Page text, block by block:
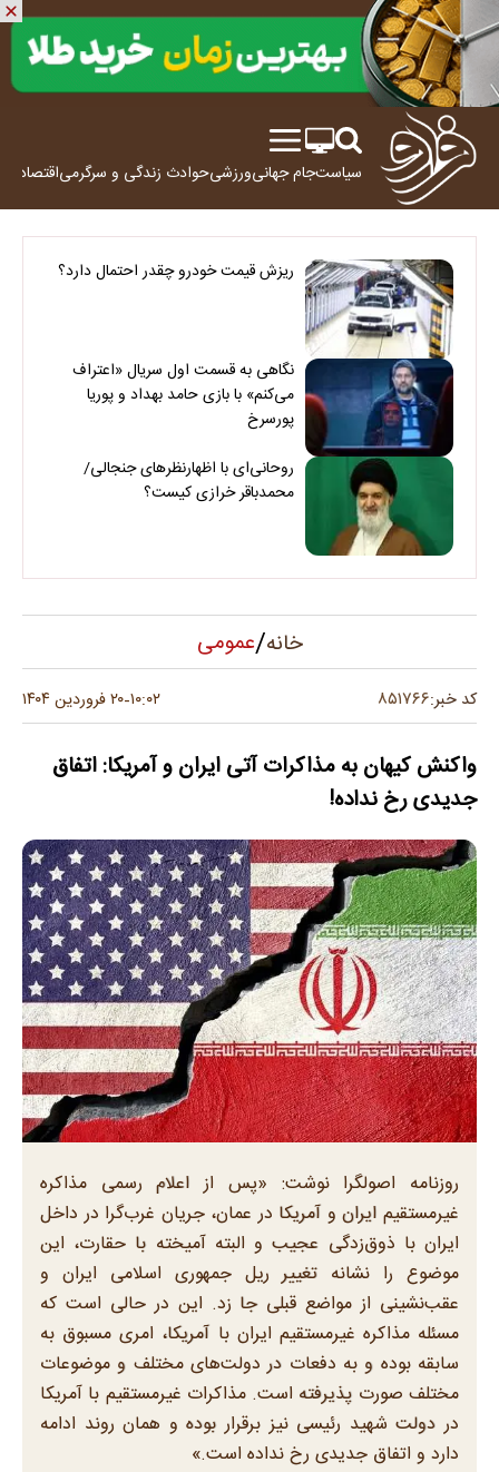
سیاستجام جهانیورزشیحوادث زندگی و سرگرمیاقتصاد
ریزش قیمت خودرو چقدر احتمال دارد؟
نگاهی به قسمت اول سریال «اعتراف
می‌کنم» با بازی حامد بهداد و پوریا
پورسرخ
روحانی‌ای با اظهارنظرهای جنجالی/
محمدباقر خرازی کیست؟
خانه/عمومی
کد خبر:۸۵۱۷۶۶ ۱۰:۰۲-۲۰ فروردین ۱۴۰۴
واکنش کیهان به مذاکرات آتی ایران و آمریکا: اتفاق
جدیدی رخ نداده!
روزنامه اصولگرا نوشت: «پس از اعلام رسمی مذاکره
غیرمستقیم ایران و آمریکا در عمان، جریان غرب‌گرا در داخل
ایران با ذوق‌زدگی عجیب و البته آمیخته با حقارت، این
موضوع را نشانه تغییر ریل جمهوری اسلامی ایران و
عقب‌نشینی از مواضع قبلی جا زد. این در حالی است که
مسئله مذاکره غیرمستقیم ایران با آمریکا، امری مسبوق به
سابقه بوده و به دفعات در دولت‌های مختلف و موضوعات
مختلف صورت پذیرفته است. مذاکرات غیرمستقیم با آمریکا
در دولت شهید رئیسی نیز برقرار بوده و همان روند ادامه
دارد و اتفاق جدیدی رخ نداده است.»